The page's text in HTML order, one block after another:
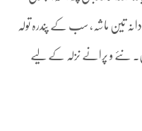
دانہ تین ماشہ، سب کے پندرہ تولہ
نئے و پرانے نزلہ کے لیے